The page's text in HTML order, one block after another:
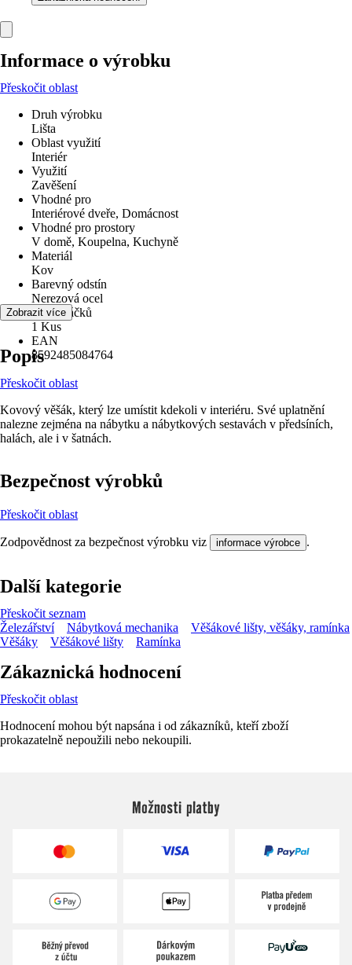
Informace o výrobku
Přeskočit oblast
Druh výrobku
Lišta
Oblast využití
Interiér
Využití
Zavěšení
Vhodné pro
Interiérové dveře, Domácnost
Vhodné pro prostory
V domě, Koupelna, Kuchyně
Materiál
Kov
Barevný odstín
Nerezová ocel
Počet háčků
1 Kus
EAN
8592485084764
Zobrazit více
Popis
Přeskočit oblast
Kovový věšák, který lze umístit kdekoli v interiéru. Své uplatnění
nalezne zejména na nábytku a nábytkových sestavách v předsíních,
halách, ale i v šatnách.
Bezpečnost výrobků
Přeskočit oblast
Zodpovědnost za bezpečnost výrobku viz informace výrobce .
Další kategorie
Přeskočit seznam
Železářství
Nábytková mechanika
Věšákové lišty, věšáky, ramínka
Věšáky
Věšákové lišty Ramínka
Zákaznická hodnocení
Přeskočit oblast
Hodnocení mohou být napsána i od zákazníků, kteří zboží
prokazatelně nepoužili nebo nekoupili.
Možnosti platby